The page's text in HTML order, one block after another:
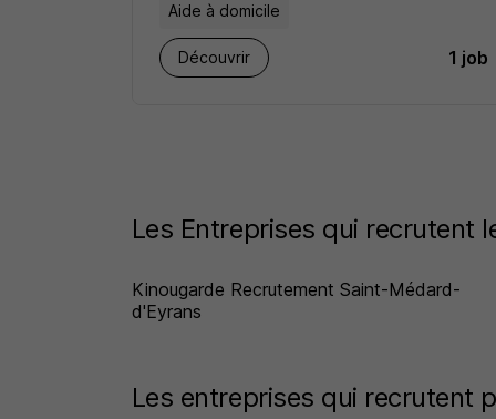
Aide à domicile
Découvrir 1 job
Les Entreprises qui recrutent
Kinougarde Recrutement Saint-Médard-
d'Eyrans
Les entreprises qui recrutent